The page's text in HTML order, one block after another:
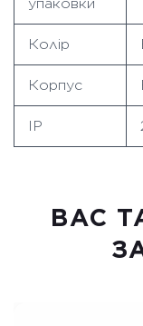
Колір
Корпус
IP
ВАC